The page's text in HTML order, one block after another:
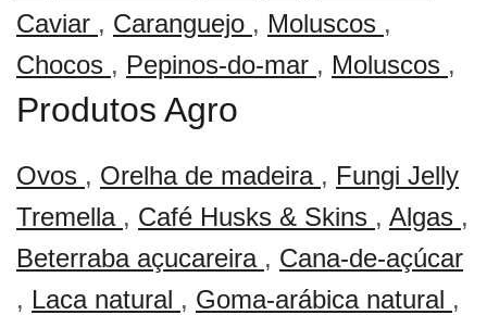
Caviar , Caranguejo , Moluscos ,
Chocos , Pepinos-do-mar , Moluscos ,
Produtos Agro
Ovos , Orelha de madeira , Fungi Jelly
Tremella , Café Husks & Skins , Algas ,
Beterraba açucareira , Cana-de-açúcar
, Laca natural , Goma-arábica natural ,